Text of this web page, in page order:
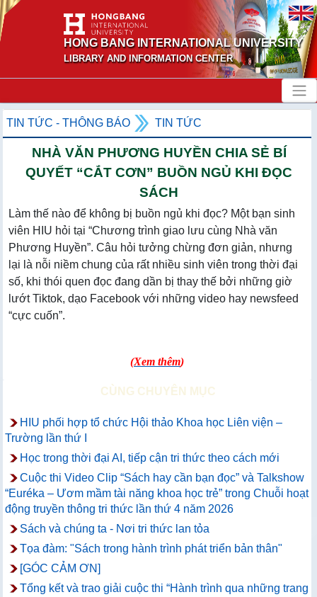
HONG BANG INTERNATIONAL UNIVERSITY
LIBRARY AND INFORMATION CENTER
TIN TỨC - THÔNG BÁO TIN TỨC
NHÀ VĂN PHƯƠNG HUYỀN CHIA SẺ BÍ
QUYẾT “CẮT CƠN” BUỒN NGỦ KHI ĐỌC
SÁCH
Làm thế nào để không bị buồn ngủ khi đọc? Một bạn sinh
viên HIU hỏi tại “Chương trình giao lưu cùng Nhà văn
Phương Huyền”. Câu hỏi tưởng chừng đơn giản, nhưng
lại là nỗi niềm chung của rất nhiều sinh viên trong thời đại
số, khi thói quen đọc đang dần bị thay thế bởi những giờ
lướt Tiktok, dạo Facebook với những video hay newsfeed
“cực cuốn”.
(Xem thêm)
CÙNG CHUYÊN MỤC
HIU phối hợp tổ chức Hội thảo Khoa học Liên viện –
Trường lần thứ I
Học trong thời đại AI, tiếp cận tri thức theo cách mới
Cuộc thi Video Clip “Sách hay cần bạn đọc” và Talkshow
“Euréka – Ươm mầm tài năng khoa học trẻ” trong Chuỗi hoạt
động truyền thông tri thức lần thứ 4 năm 2026
Sách và chúng ta - Nơi tri thức lan tỏa
Tọa đàm: "Sách trong hành trình phát triển bản thân"
[GÓC CẢM ƠN]
Tổng kết và trao giải cuộc thi “Hành trình qua những trang